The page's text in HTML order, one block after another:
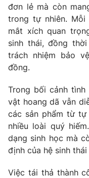
đơn lẻ mà còn
trong tự nhiên.
mắt xích quan
sinh thái, đồng
trách nhiệm bảo
đồng.
Trong bối cảnh
vật hoang dã vẫn
các sản phẩm từ
nhiều loài quý
dạng sinh học mà
định của hệ sinh thái
Việc tái thả thành